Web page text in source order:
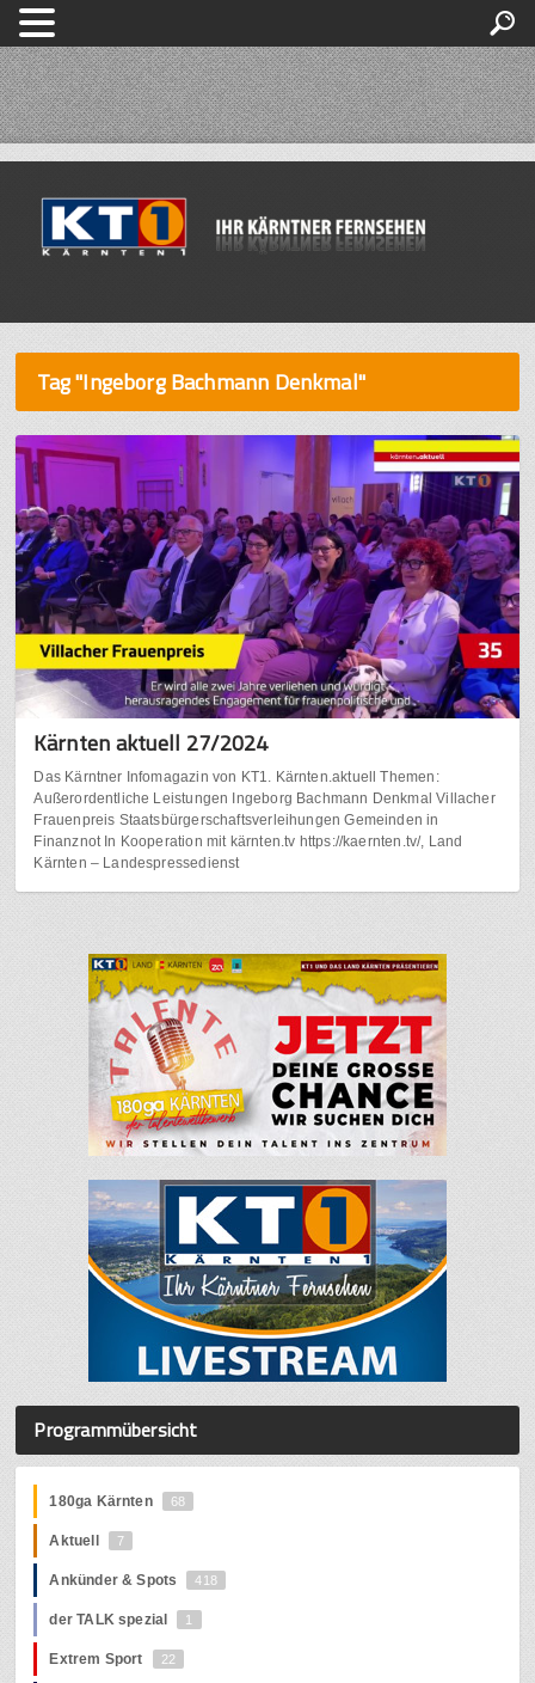
Tag "Ingeborg Bachmann Denkmal"
Kärnten aktuell 27/2024
Das Kärntner Infomagazin von KT1. Kärnten.aktuell Themen:
Außerordentliche Leistungen Ingeborg Bachmann Denkmal Villacher
Frauenpreis Staatsbürgerschaftsverleihungen Gemeinden in
Finanznot In Kooperation mit kärnten.tv https://kaernten.tv/, Land
Kärnten – Landespressedienst
Programmübersicht
180ga Kärnten 68
Aktuell 7
Ankünder & Spots 418
der TALK spezial 1
Extrem Sport 22